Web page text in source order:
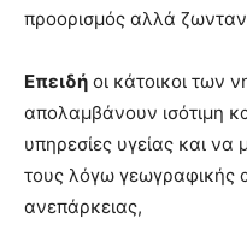
προορισμός αλλά
Επειδή οι κάτοικοι των
απολαμβάνουν ισότιμη
υπηρεσίες υγείας και
τους λόγω γεωγραφικής
ανεπάρκειας,